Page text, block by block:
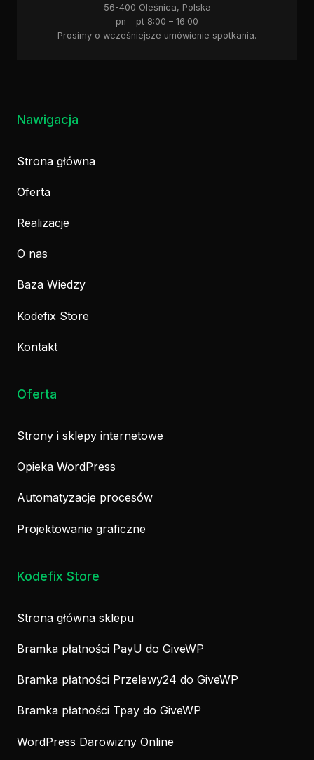
56-400 Oleśnica, Polska
pn – pt 8:00 – 16:00
Prosimy o wcześniejsze umówienie spotkania.
Nawigacja
Strona główna
Oferta
Realizacje
O nas
Baza Wiedzy
Kodefix Store
Kontakt
Oferta
Strony i sklepy internetowe
Opieka WordPress
Automatyzacje procesów
Projektowanie graficzne
Kodefix Store
Strona główna sklepu
Bramka płatności PayU do GiveWP
Bramka płatności Przelewy24 do GiveWP
Bramka płatności Tpay do GiveWP
WordPress Darowizny Online